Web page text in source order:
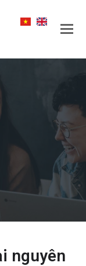
nguyên